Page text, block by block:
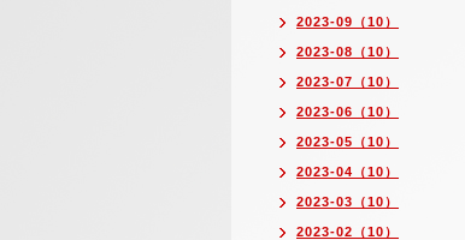
2023-09（10）
2023-08（10）
2023-07（10）
2023-06（10）
2023-05（10）
2023-04（10）
2023-03（10）
2023-02（10）